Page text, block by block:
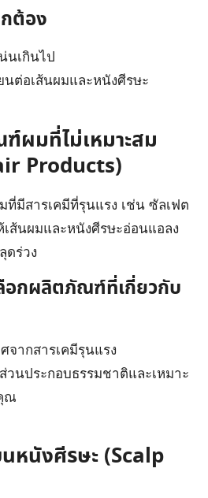
ต้อง
นเกินไป
ต่อเส้นผมและหนังศีรษะ
ผมที่ไม่เหมาะสม
Products)
มีสารเคมีที่รุนแรง เช่น ซัลเฟต
ส้นผมและหนังศีรษะอ่อนแอลง
ดร่วง
อกผลิตภัณฑ์ที่เกี่ยวกับ
ากสารเคมีรุนแรง
นประกอบธรรมชาติและเหมาะ
ณ
หนังศีรษะ (Scalp